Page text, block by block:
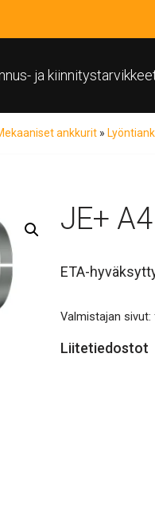
ja
ankkurit »
JE+ A4
ETA-
Valmistajan sivut:
Liitetiedostot